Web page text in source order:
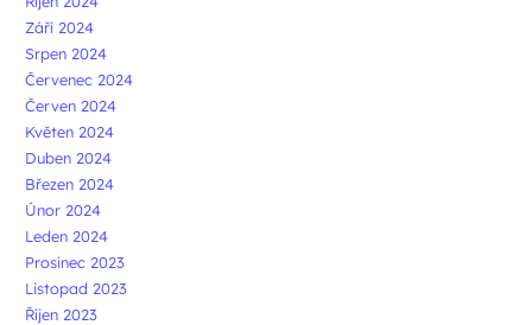
Září 2024
Srpen 2024
Červenec 2024
Červen 2024
Květen 2024
Duben 2024
Březen 2024
Únor 2024
Leden 2024
Prosinec 2023
Listopad 2023
Říjen 2023